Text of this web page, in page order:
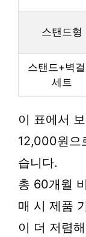
스탠드형
스탠드+벽걸
세트
이 표에서
12,000원으
습니다.
총 60개월
매 시 제품
이 더 저렴